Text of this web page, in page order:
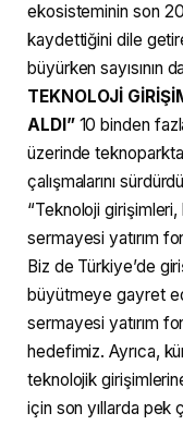
ekosisteminin son
kaydettiğini dile
büyürken sayısının
TEKNOLOJİ
ALDI”10 binden
üzerinde
çalışmalarını
“Teknoloji
sermayesi yatırım
Biz de Türkiye’de
büyütmeye gayret
sermayesi yatırım
hedefimiz. Ayrıca,
teknolojik
için son yıllarda pek